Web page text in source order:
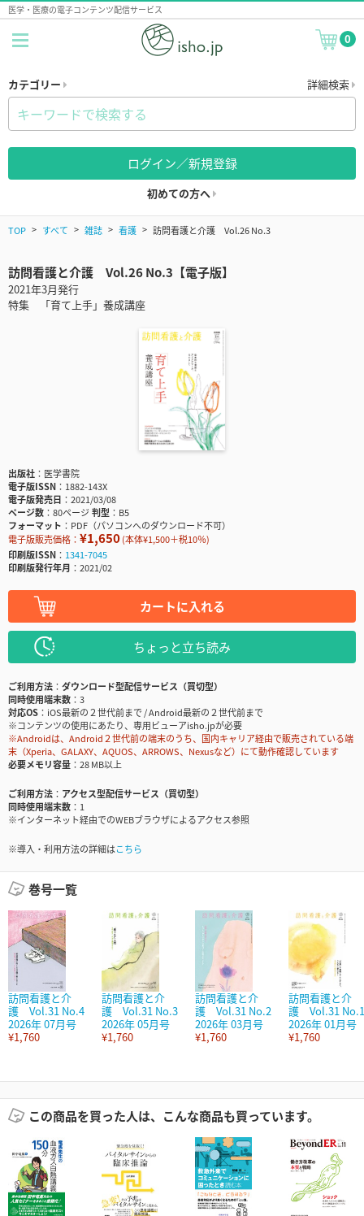
医学・医療の電子コンテンツ配信サービス
0
カテゴリー 詳細検索
ログイン／新規登録
初めての方へ
TOP すべて 雑誌 看護 訪問看護と介護 Vol.26 No.3
訪問看護と介護 Vol.26 No.3【電子版】
2021年3月発行
特集 「育て上手」養成講座
出版社
医学書院
電子版ISSN
1882-143X
電子版発売日
2021/03/08
ページ数
80ページ判型
B5
フォーマット
PDF（パソコンへのダウンロード不可）
電子版販売価格： ¥1,650(本体¥1,500＋税10％)
印刷版ISSN
1341-7045
印刷版発行年月
2021/02
カートに入れる
ちょっと立ち読み
ご利用方法
ダウンロード型配信サービス（買切型）
同時使用端末数
3
対応OS
iOS最新の２世代前まで / Android最新の２世代前まで
※コンテンツの使用にあたり、専用ビューアisho.jpが必要
※Androidは、Android２世代前の端末のうち、国内キャリア経由で販売されている端
末（Xperia、GALAXY、AQUOS、ARROWS、Nexusなど）にて動作確認しています
必要メモリ容量
28 MB以上
ご利用方法
アクセス型配信サービス（買切型）
同時使用端末数
1
※インターネット経由でのWEBブラウザによるアクセス参照
※導入・利用方法の詳細はこちら
巻号一覧
訪問看護と介
護 Vol.31 No.4
2026年 07月号
¥1,760
訪問看護と介
護 Vol.31 No.3
2026年 05月号
¥1,760
訪問看護と介
護 Vol.31 No.2
2026年 03月号
¥1,760
訪問看護と介
護 Vol.31 No.1
2026年 01月号
¥1,760
この商品を買った人は、こんな商品も買っています。